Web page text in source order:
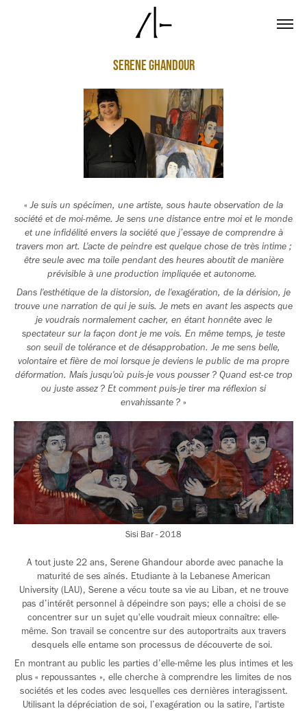
Serene Ghandour
«Je suis un spécimen, une artiste, sous haute observation de la
société et de moi-même. Je sens une distance entre moi et le monde
et une infidélité envers la société que j’essaye de comprendre à
travers mon art. L'acte de peindre est quelque chose de très intime ;
être seule avec ma toile pendant des heures aboutit de manière
prévisible à une production impliquée et autonome.
Dans l'esthétique de la distorsion, de l'exagération, de la dérision, je
trouve une narration de qui je suis. Je mets en avant les aspects que
je voudrais normalement cacher, en étant honnête avec le
spectateur sur la façon dont je me vois. En même temps, je teste
son seuil de tolérance et de désapprobation. Je me sens belle,
volontaire et fière de moi lorsque je deviens le public de ma propre
déformation. Mais jusqu'où puis-je vous pousser ? Quand est-ce trop
ou juste assez ? Et comment puis-je tirer ma réflexion si
envahissante ? »
Sisi Bar - 2018
A tout juste 22 ans, Serene Ghandour aborde avec panache la
maturité de ses aînés. Etudiante à la Lebanese American
University (LAU), Serene a vécu toute sa vie au Liban, et ne trouve
pas d’intérêt personnel à dépeindre son pays; elle a choisi de se
concentrer sur un sujet qu'elle voudrait mieux connaître: elle-
même. Son travail se concentre sur des autoportraits aux travers
desquels elle entame son processus de découverte de soi.
En montrant au public les parties d’elle-même les plus intimes et les
plus « repoussantes », elle cherche à comprendre les limites de nos
sociétés et les codes avec lesquelles ces dernières interagissent.
Utilisant la dépréciation de soi, l’exagération ou la satire, l'artiste